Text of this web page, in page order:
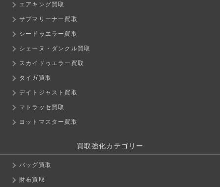
エアキング買取
サブマリーナー買取
シードゥエラー買取
シェーヌ・ダンクル買取
スカイドゥエラー買取
タイガ買取
デイトジャスト買取
マトラッセ買取
ヨットマスター買取
買取強化カテゴリー
バッグ買取
財布買取